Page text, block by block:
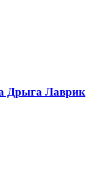
Дрыга Лаврик